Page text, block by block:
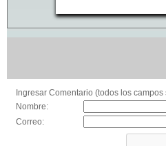
Ingresar Comentario (todos los
Nombre:
Correo: